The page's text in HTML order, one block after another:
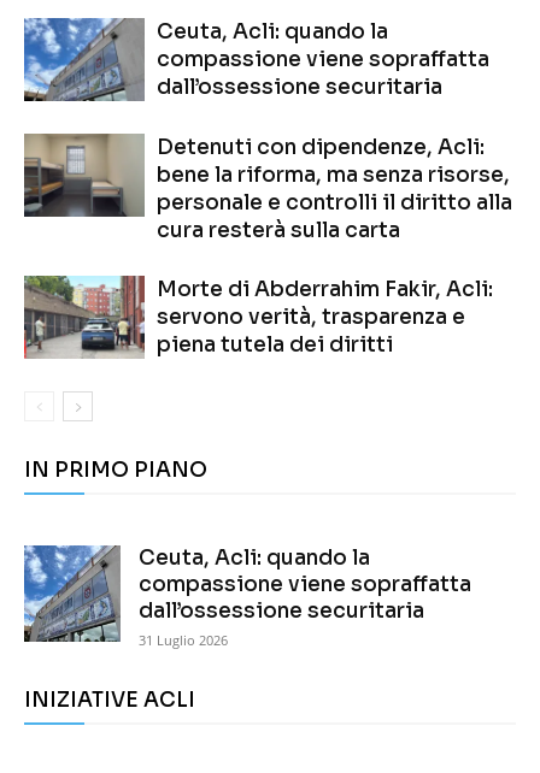
Ceuta, Acli: quando la
compassione viene sopraffatta
dall’ossessione securitaria
Detenuti con dipendenze, Acli:
bene la riforma, ma senza risorse,
personale e controlli il diritto alla
cura resterà sulla carta
Morte di Abderrahim Fakir, Acli:
servono verità, trasparenza e
piena tutela dei diritti
IN PRIMO PIANO
Ceuta, Acli: quando la
compassione viene sopraffatta
dall’ossessione securitaria
31 Luglio 2026
INIZIATIVE ACLI